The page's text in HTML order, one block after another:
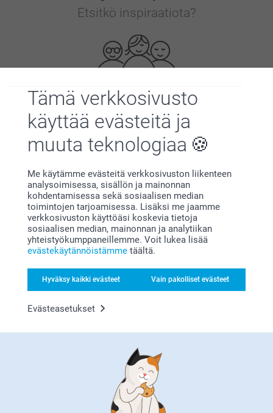
Tämä verkkosivusto
käyttää evästeitä ja
muuta teknologiaa
Me käytämme evästeitä verkkosivuston liikenteen
analysoimisessa, sisällön ja mainonnan
kohdentamisessa sekä sosiaalisen median
toimintojen tarjoamisessa. Lisäksi me jaamme
verkkosivuston käyttöäsi koskevia tietoja
sosiaalisen median, mainonnan ja analytiikan
yhteistyökumppaneillemme. Voit lukea lisää
evästekäytännöistämme täältä.
Hyväksy kaikki evästeet Vain pakolliset evästeet
Evästeasetukset
Etsitkö inspiraatiota?
Olemme täällä sinun vuoksesi
Tilaa uutiskirje
Kirjoita sähköpostiosoitteesi tähän
Rekisteröidy
Tilaamalla uutiskirjeemme saat tietoa tuotteistamme ja
erikoistarjouksistamme, ja hyväksyt näin